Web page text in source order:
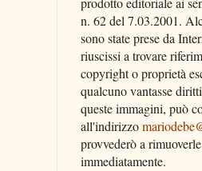
n. 62 del 7.03.2001.
sono state prese da
riuscissi a trovare
copyright o proprietà
qualcuno vantasse
queste immagini, può
all'indirizzo
provvederò a rimuoverle
immediatamente.